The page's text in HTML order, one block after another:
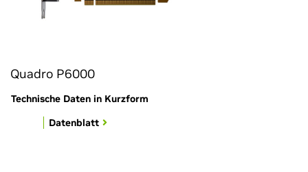
Quadro P6000
Technische Daten in Kurzform
Datenblatt